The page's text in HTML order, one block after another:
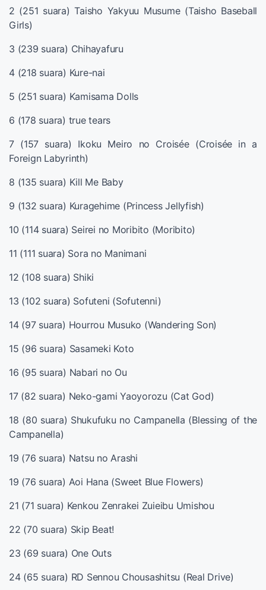
2 (251 suara) Taisho Yakyuu Musume (Taisho Baseball
Girls)
3 (239 suara) Chihayafuru
4 (218 suara) Kure-nai
5 (251 suara) Kamisama Dolls
6 (178 suara) true tears
7 (157 suara) Ikoku Meiro no Croisée (Croisée in a
Foreign Labyrinth)
8 (135 suara) Kill Me Baby
9 (132 suara) Kuragehime (Princess Jellyfish)
10 (114 suara) Seirei no Moribito (Moribito)
11 (111 suara) Sora no Manimani
12 (108 suara) Shiki
13 (102 suara) Sofuteni (Sofutenni)
14 (97 suara) Hourrou Musuko (Wandering Son)
15 (96 suara) Sasameki Koto
16 (95 suara) Nabari no Ou
17 (82 suara) Neko-gami Yaoyorozu (Cat God)
18 (80 suara) Shukufuku no Campanella (Blessing of the
Campanella)
19 (76 suara) Natsu no Arashi
19 (76 suara) Aoi Hana (Sweet Blue Flowers)
21 (71 suara) Kenkou Zenrakei Zuieibu Umishou
22 (70 suara) Skip Beat!
23 (69 suara) One Outs
24 (65 suara) RD Sennou Chousashitsu (Real Drive)